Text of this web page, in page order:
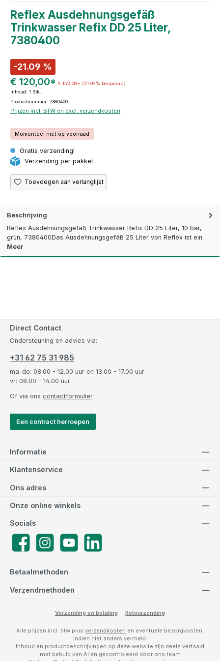
Reflex Ausdehnungsgefäß
Trinkwasser Refix DD 25 Liter,
7380400
-21.09 %
€ 120,00* € 152,08* (21.09% bespaard)
Inhoud: 1 Stk.
Productnummer: 7380400
Prijzen incl. BTW en excl. verzendkosten
Momenteel niet op voorraad
Gratis verzending!
Verzending per pakket
Toevoegen aan verlanglijst
Beschrijving
Reflex Ausdehnungsgefäß Trinkwasser Refix DD 25 Liter, 10 bar,
grün, 7380400Das Ausdehnungsgefäß 25 Liter von Reflex ist ein…
Meer
Direct Contact
Ondersteuning en advies via:
+31 62 75 31 985
ma-do: 08.00 - 12.00 uur en 13.00 - 17.00 uur
vr: 08.00 - 14.00 uur
Of via ons contactformulier.
Een contract herroepen
Informatie
Klantenservice
Betaalmethoden
Verzendmethoden
Ons adres
Socials
FacebookInstagramYouTube
Onze online winkels
Verzending en betaling Retourzending
Alle prijzen incl. btw plus verzendkosten en eventuele bezorgkosten,
indien niet anders vermeld.
Inhoud en productbeschrijvingen op deze website zijn deels vertaald
met behulp van AI en gecontroleerd door ons team